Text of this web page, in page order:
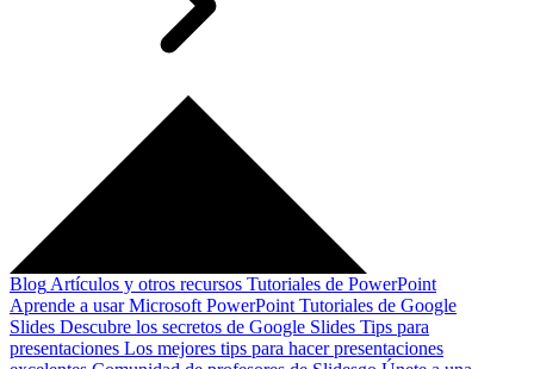
Blog Artículos y otros recursos Tutoriales de PowerPoint
Aprende a usar Microsoft PowerPoint Tutoriales de Google
Slides Descubre los secretos de Google Slides Tips para
presentaciones Los mejores tips para hacer presentaciones